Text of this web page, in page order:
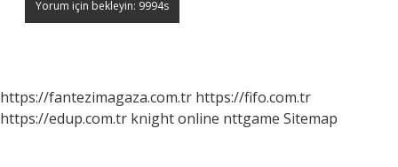
https://fantezimagaza.com.tr https://fifo.com.tr
https://edup.com.tr knight online nttgame Sitemap